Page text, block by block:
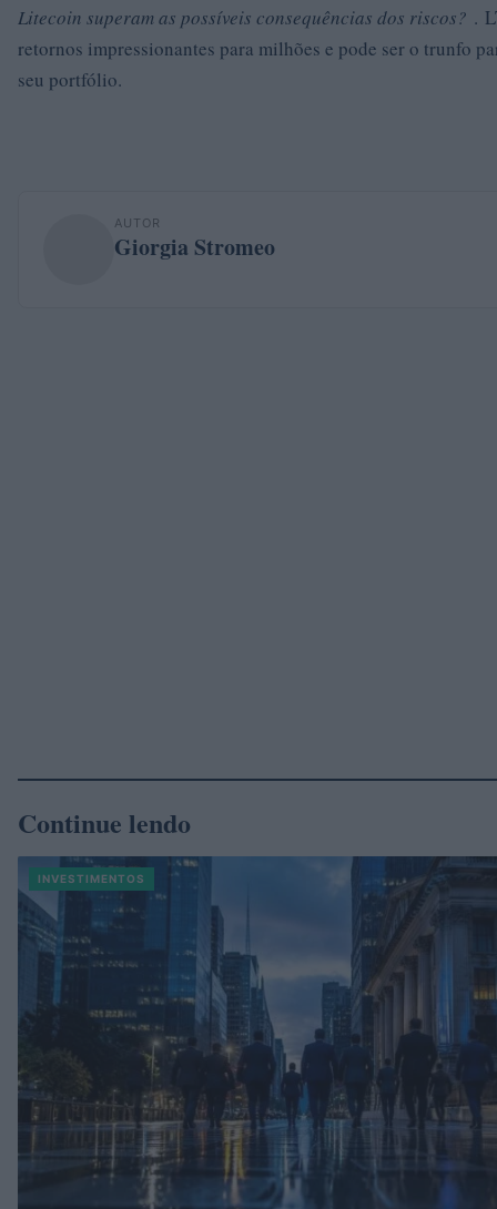
Litecoin superam as possíveis consequências dos riscos? .
retornos impressionantes para milhões e pode ser o trunfo
seu portfólio.
AUTOR
Giorgia Stromeo
Continue lendo
INVESTIMENTOS